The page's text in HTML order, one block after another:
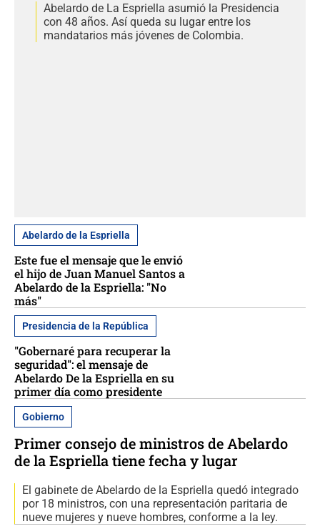
Abelardo de La Espriella asumió la Presidencia
con 48 años. Así queda su lugar entre los
mandatarios más jóvenes de Colombia.
Abelardo de la Espriella
Este fue el mensaje que le envió
el hijo de Juan Manuel Santos a
Abelardo de la Espriella: "No
más"
Presidencia de la República
"Gobernaré para recuperar la
seguridad": el mensaje de
Abelardo De la Espriella en su
primer día como presidente
Gobierno
Primer consejo de ministros de Abelardo
de la Espriella tiene fecha y lugar
El gabinete de Abelardo de la Espriella quedó integrado
por 18 ministros, con una representación paritaria de
nueve mujeres y nueve hombres, conforme a la ley.